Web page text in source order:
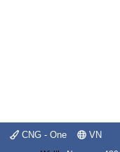
CNG - One VN